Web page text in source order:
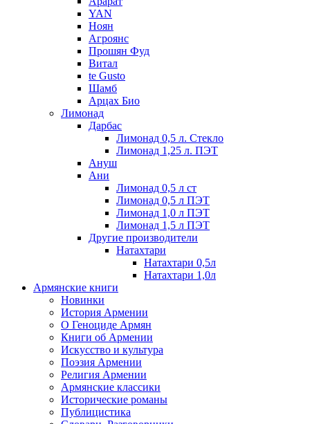
YAN
Ноян
Агроянс
Прошян Фуд
Витал
te Gusto
Шамб
Арцах Био
Лимонад
Дарбас
Лимонад 0,5 л. Стекло
Лимонад 1,25 л. ПЭТ
Ануш
Ани
Лимонад 0,5 л ст
Лимонад 0,5 л ПЭТ
Лимонад 1,0 л ПЭТ
Лимонад 1,5 л ПЭТ
Другие производители
Натахтари
Натахтари 0,5л
Натахтари 1,0л
Армянские книги
Новинки
История Армении
О Геноциде Армян
Книги об Армении
Иcкусство и культура
Поэзия Армении
Религия Армении
Армянские классики
Исторические романы
Публицистика